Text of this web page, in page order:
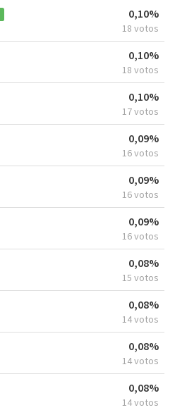
0,10%
18 votos
0,10%
18 votos
0,10%
17 votos
0,09%
16 votos
0,09%
16 votos
0,09%
16 votos
0,08%
15 votos
0,08%
14 votos
0,08%
14 votos
0,08%
14 votos